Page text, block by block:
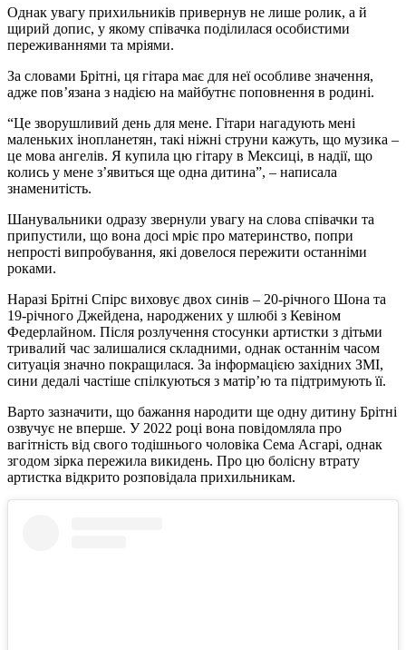
Однак увагу прихильників привернув не лише ролик, а й
щирий допис, у якому співачка поділилася особистими
переживаннями та мріями.
За словами Брітні, ця гітара має для неї особливе значення,
адже пов’язана з надією на майбутнє поповнення в родині.
“Це зворушливий день для мене. Гітари нагадують мені
маленьких інопланетян, такі ніжні струни кажуть, що музика –
це мова ангелів. Я купила цю гітару в Мексиці, в надії, що
колись у мене з’явиться ще одна дитина”, – написала
знаменитість.
Шанувальники одразу звернули увагу на слова співачки та
припустили, що вона досі мріє про материнство, попри
непрості випробування, які довелося пережити останніми
роками.
Наразі Брітні Спірс виховує двох синів – 20-річного Шона та
19-річного Джейдена, народжених у шлюбі з Кевіном
Федерлайном. Після розлучення стосунки артистки з дітьми
тривалий час залишалися складними, однак останнім часом
ситуація значно покращилася. За інформацією західних ЗМІ,
сини дедалі частіше спілкуються з матір’ю та підтримують її.
Варто зазначити, що бажання народити ще одну дитину Брітні
озвучує не вперше. У 2022 році вона повідомляла про
вагітність від свого тодішнього чоловіка Сема Асгарі, однак
згодом зірка пережила викидень. Про цю болісну втрату
артистка відкрито розповідала прихильникам.